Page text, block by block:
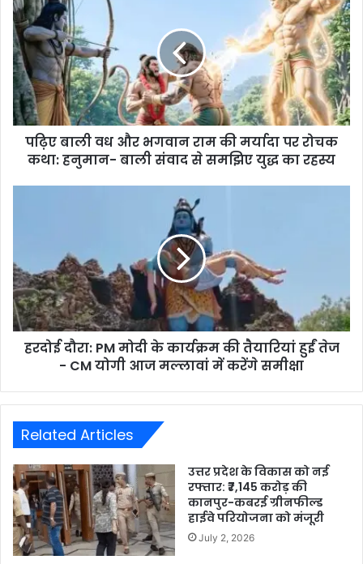
पढ़िए बाली वध और भगवान राम की मर्यादा पर रोचक
कथा: हनुमान- बाली संवाद से समझिए युद्ध का रहस्य
हरदोई दौरा: PM मोदी के कार्यक्रम की तैयारियां हुईं तेज
- CM योगी आज मल्लावां में करेंगे समीक्षा
Related Articles
उत्तर प्रदेश के विकास को नई
रफ्तार: ₹7,145 करोड़ की
कानपुर-कबरई ग्रीनफील्ड
हाईवे परियोजना को मंजूरी
July 2, 2026